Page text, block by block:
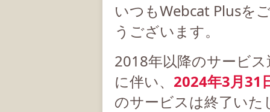
いつもWebcat Plusを
うございます。
2018年以降のサービ
に伴い、 2024年3月31
のサービスは終了いた